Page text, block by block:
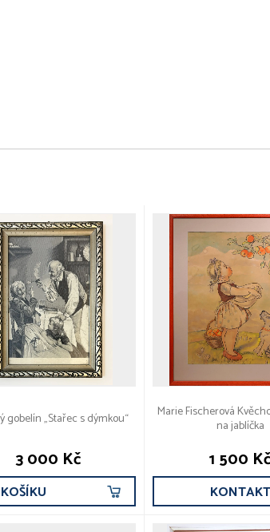
gobelín „Stařec s dýmkou“
3 000 Kč
Marie Fischerová
na jablíčka
1 500 Kč
KONTAKT